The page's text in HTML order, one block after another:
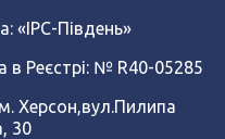
«ІРС-Південь»
в Реєстрі: № R40-05285
Херсон,вул.Пилипа
30